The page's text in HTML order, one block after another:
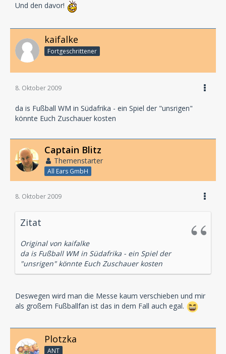
Und den davor!
kaifalke
Fortgeschrittener
8. Oktober 2009
da is Fußball WM in Südafrika - ein Spiel der "unsrigen"
könnte Euch Zuschauer kosten
Captain Blitz
Themenstarter
All Ears GmbH
8. Oktober 2009
Zitat
Original von kaifalke
da is Fußball WM in Südafrika - ein Spiel der
"unsrigen" könnte Euch Zuschauer kosten
Deswegen wird man die Messe kaum verschieben und mir
als großem Fußballfan ist das in dem Fall auch egal.
Plotzka
ANT